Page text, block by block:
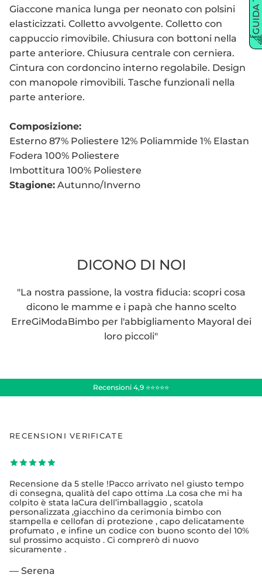
Giaccone manica lunga per neonato con polsini
elasticizzati. Colletto avvolgente. Colletto con
cappuccio rimovibile. Chiusura con bottoni nella
parte anteriore. Chiusura centrale con cerniera.
Cintura con cordoncino interno regolabile. Design
con manopole rimovibili. Tasche funzionali nella
parte anteriore.
Composizione:
Esterno 87% Poliestere 12% Poliammide 1% Elastan
Fodera 100% Poliestere
Imbottitura 100% Poliestere
Stagione: Autunno/Inverno
DICONO DI NOI
"La nostra passione, la vostra fiducia: scopri cosa
dicono le mamme e i papà che hanno scelto
ErreGiModaBimbo per l'abbigliamento Mayoral dei
loro piccoli"
Recensioni 4,9 ⭐⭐⭐⭐⭐
RECENSIONI VERIFICATE
Recensione da 5 stelle !Pacco arrivato nel giusto tempo
di consegna, qualità del capo ottima .La cosa che mi ha
colpito è stata laCura dell’imballaggio , scatola
personalizzata ,giacchino da cerimonia bimbo con
stampella e cellofan di protezione , capo delicatamente
profumato , e infine un codice con buono sconto del 10%
sul prossimo acquisto . Ci comprerò di nuovo
sicuramente .
— Serena